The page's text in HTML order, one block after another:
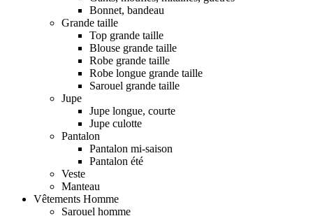
Bonnet, bandeau
Grande taille
Top grande taille
Blouse grande taille
Robe grande taille
Robe longue grande taille
Sarouel grande taille
Jupe
Jupe longue, courte
Jupe culotte
Pantalon
Pantalon mi-saison
Pantalon été
Veste
Manteau
Vêtements Homme
Sarouel homme